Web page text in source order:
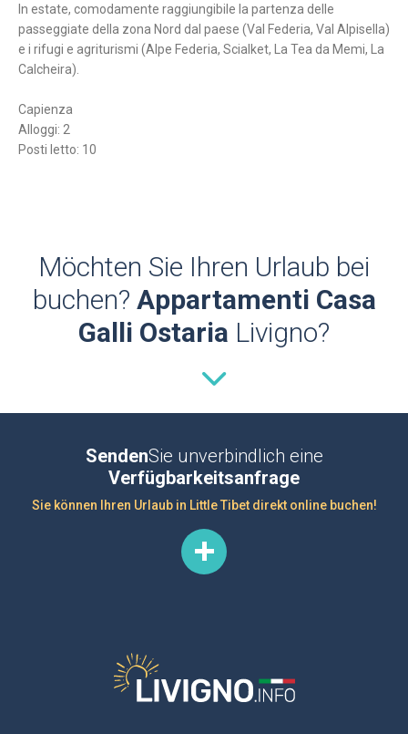
In estate, comodamente raggiungibile la partenza delle
passeggiate della zona Nord dal paese (Val Federia, Val Alpisella)
e i rifugi e agriturismi (Alpe Federia, Scialket, La Tea da Memi, La
Calcheira).
Capienza
Alloggi: 2
Posti letto: 10
Möchten Sie Ihren Urlaub bei
buchen? Appartamenti Casa
Galli Ostaria Livigno?
SendenSie unverbindlich eine
Verfügbarkeitsanfrage
Sie können Ihren Urlaub in Little Tibet direkt online buchen!